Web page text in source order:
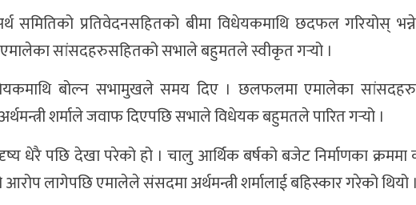
समितिको प्रतिवेदनसहितको बीमा विधेयकमाथि छदफल गरियोस्
सांसदहरुसहितको सभाले बहुमतले स्वीकृत गर्‍यो ।
बोल्न सभामुखले समय दिए । छलफलमा एमालेका
शर्माले जवाफ दिएपछि सभाले विधेयक बहुमतले पारित गर्‍यो ।
धेरै पछि देखा परेको हो । चालु आर्थिक बर्षको बजेट निर्माणका
लागेपछि एमालेले संसदमा अर्थमन्त्री शर्मालाई बहिस्कार गरेको थियो ।